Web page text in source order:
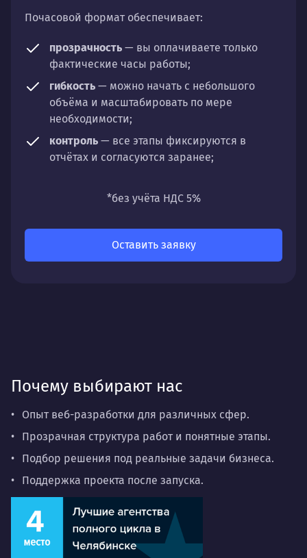
Почасовой формат обеспечивает:
прозрачность — вы оплачиваете только
фактические часы работы;
гибкость — можно начать с небольшого
объёма и масштабировать по мере
необходимости;
контроль — все этапы фиксируются в
отчётах и согласуются заранее;
направлений: стратегии, настройки,
*без учёта НДС 5%
Оставить заявку
Почему выбирают нас
Опыт веб-разработки для различных сфер.
Прозрачная структура работ и понятные этапы.
Подбор решения под реальные задачи бизнеса.
Поддержка проекта после запуска.